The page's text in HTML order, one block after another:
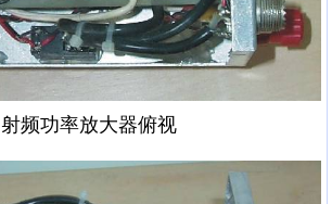
射频功率放大器俯视